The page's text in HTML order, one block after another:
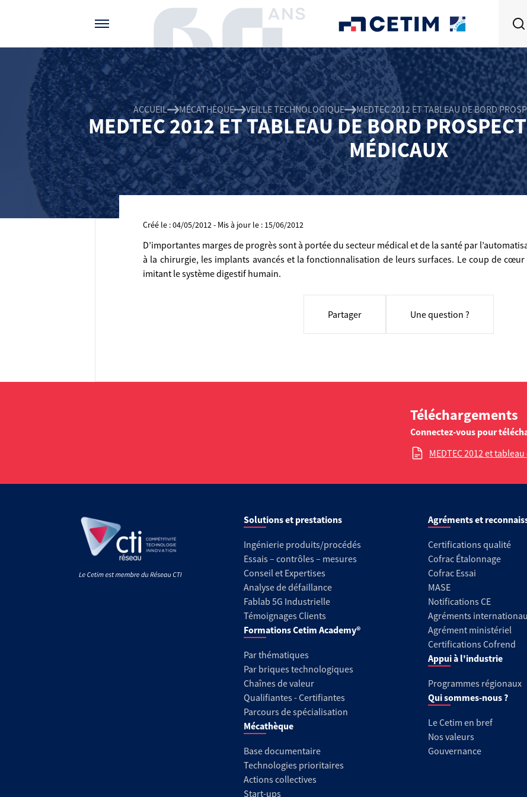
ACCUEIL MÉCATHÈQUE VEILLE TECHNOLOGIQUE MEDTEC 2012 ET TABLEAU DE BORD
MEDTEC 2012 ET TABLEAU DE BORD
MÉDICAUX
Créé le : 04/05/2012 - Mis à jour le : 15/06/2012
D’importantes marges de progrès sont à portée du secteur médical et de la santé par
à la chirurgie, les implants avancés et la fonctionnalisation de leurs surfaces. Le coup de cœur
imitant le système digestif humain.
Partager Une question ?
Téléchargements
Connectez-vous pour
MEDTEC 2012 et
Solutions et prestations
Ingénierie produits/procédés
Essais – contrôles – mesures
Conseil et Expertises
Analyse de défaillance
Fablab 5G Industrielle
Témoignages Clients
Formations Cetim Academy®
Par thématiques
Par briques technologiques
Chaînes de valeur
Qualifiantes - Certifiantes
Parcours de spécialisation
Mécathèque
Base documentaire
Technologies prioritaires
Actions collectives
Start-ups
Agréments et
Certifications qualité
Cofrac Étalonnage
Cofrac Essai
MASE
Notifications CE
Agréments
Agrément ministériel
Certifications Cofrend
Appui à l'industrie
Programmes régionaux
Qui sommes-nous ?
Le Cetim en bref
Nos valeurs
Gouvernance